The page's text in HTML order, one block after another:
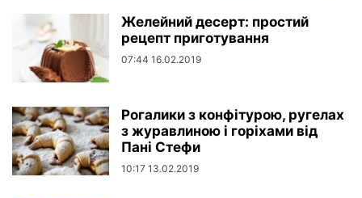
Желейний десерт: простий
рецепт приготування
07:44 16.02.2019
Рогалики з конфітурою, ругелах
з журавлиною і горіхами від
Пані Стефи
10:17 13.02.2019